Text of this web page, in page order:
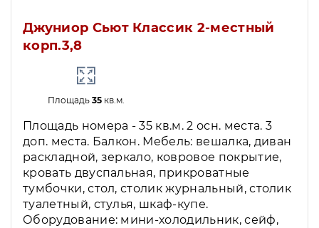
Джуниор Сьют Классик 2-местный
корп.3,8
Площадь 35кв.м.
Площадь номера - 35 кв.м. 2 осн. места. 3
доп. места. Балкон. Мебель: вешалка, диван
раскладной, зеркало, ковровое покрытие,
кровать двуспальная, прикроватные
тумбочки, стол, столик журнальный, столик
туалетный, стулья, шкаф-купе.
Оборудование: мини-холодильник, сейф,